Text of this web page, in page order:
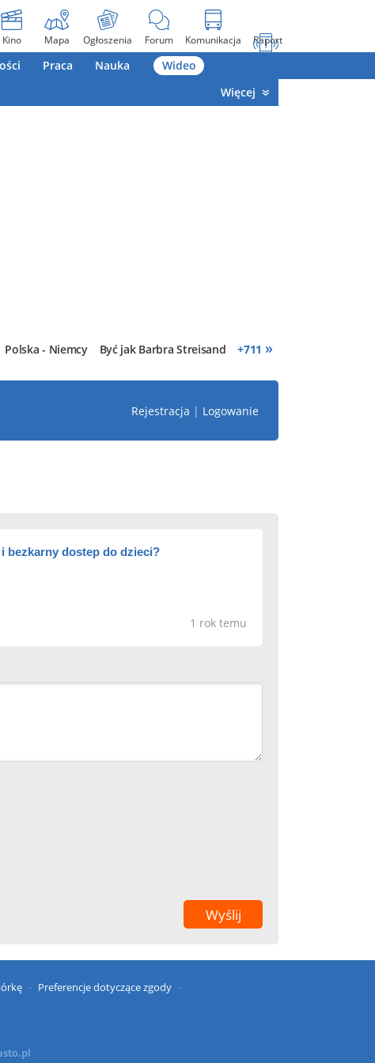
Kino Mapa Ogłoszenia Forum Komunikacja Raport
Praca Nauka
Wideo
Więcej
Polska - Niemcy Być jak Barbra Streisand +711 »
Rejestracja | Logowanie
bezkarny dostep do dzieci?
1 rok temu
Preferencje dotyczące zgody